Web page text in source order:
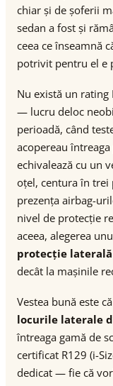
chiar și de șoferii
sedan a fost și
ceea ce înseamnă
potrivit pentru el e
Nu există un rating
— lucru deloc
perioadă, când
acopereau
echivalează cu un
oțel, centura în trei
prezența airbag-
nivel de protecție
aceea, alegerea
protecție
decât la mașinile
Vestea bună este
locurile laterale
întreaga gamă de
certificat R129 (i-
dedicat — fie că